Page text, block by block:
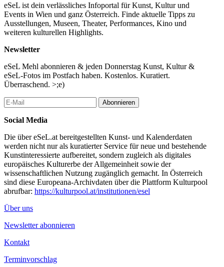
Arbeiten in den Studios sowie auf den großzügigen
Gemeinschaftsflächen präsentiert und als individuell erfahrbares
Gesamtkunstwerk im öffentlichen Raum inszeniert. Dadurch
werden die Kernelemente des Creative Clusters – die
transdisziplinäre Koproduktion der Kreativszene, der
Community-Aspekt, die Erprobung neuer Formen des
gemeinschaftlichen und kooperativen Arbeitens sowie die
Förderung innovativer und zukunftsorientierter
Kunst-/Kulturproduktion – weiter vorangetrieben und gleichzeitig
für interessierte Besucher*innen erlebbar.
...Mehr lesen
eSeL ist dein verlässliches Infoportal für Kunst, Kultur und
Events in Wien und ganz Österreich. Finde aktuelle Tipps zu
Ausstellungen, Museen, Theater, Performances, Kino und
weiteren kulturellen Highlights.
Newsletter
eSeL Mehl abonnieren & jeden Donnerstag Kunst, Kultur &
eSeL-Fotos im Postfach haben. Kostenlos. Kuratiert.
Überraschend. >;e)
Abonnieren
Social Media
Die über eSeL.at bereitgestellten Kunst- und Kalenderdaten
werden nicht nur als kuratierter Service für neue und bestehende
Kunstinteressierte aufbereitet, sondern zugleich als digitales
europäisches Kulturerbe der Allgemeinheit sowie der
wissenschaftlichen Nutzung zugänglich gemacht. In Österreich
sind diese Europeana-Archivdaten über die Plattform Kulturpool
abrufbar: https://kulturpool.at/institutionen/esel
Über uns
Newsletter abonnieren
Kontakt
Terminvorschlag